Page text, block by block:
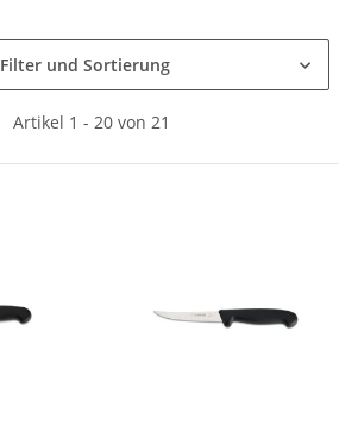
Filter und Sortierung
Artikel 1 - 20 von 21